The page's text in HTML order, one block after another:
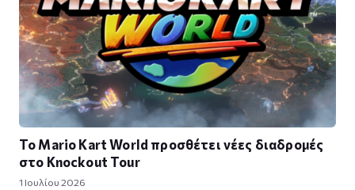
Το Mario Kart World προσθέτει νέες διαδρομές
στο Knockout Tour
1 Ιουλίου 2026